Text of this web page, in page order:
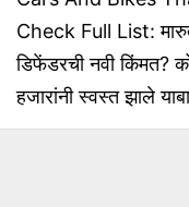
Check Full List:
डिफेंडरची नवी किंमत?
हजारांनी स्वस्त झाले